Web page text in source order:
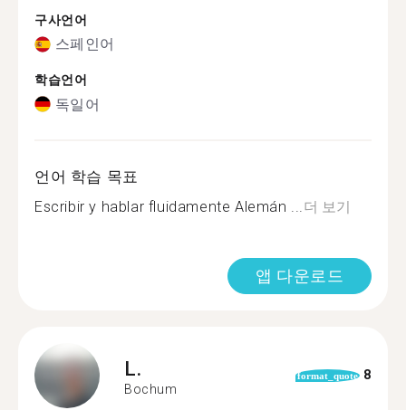
구사언어
스페인어
학습언어
독일어
언어 학습 목표
Escribir y hablar fluidamente Alemán ... 더 보기
앱 다운로드
L.
Bochum
format_quote 8